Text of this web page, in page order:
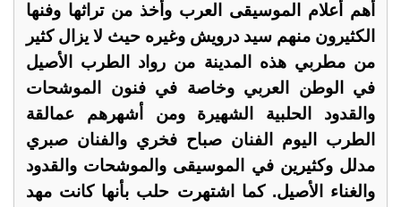
أهم أعلام الموسيقى العرب وأخذ من تراثها وفنها
الكثيرون منهم سيد درويش وغيره حيث لا يزال كثير
من مطربي هذه المدينة من رواد الطرب الأصيل
في الوطن العربي وخاصة في فنون الموشحات
والقدود الحلبية الشهيرة ومن أشهرهم عمالقة
الطرب اليوم الفنان صباح فخري والفنان صبري
مدلل وكثيرين في الموسيقى والموشحات والقدود
والغناء الأصيل. كما اشتهرت حلب بأنها كانت مهد